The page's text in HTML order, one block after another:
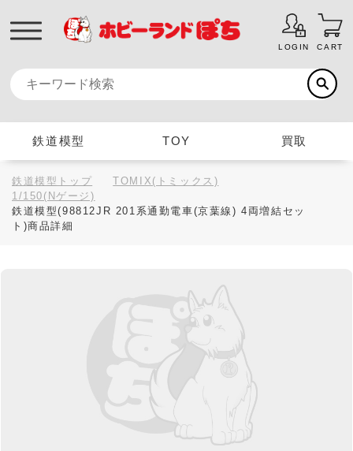
LOGIN CART
鉄道模型 TOY 買取
鉄道模型トップ
TOMIX(トミックス)
1/150(Nゲージ)
鉄道模型(98812JR 201系通勤電車(京葉線) 4両増結セッ
ト)商品詳細